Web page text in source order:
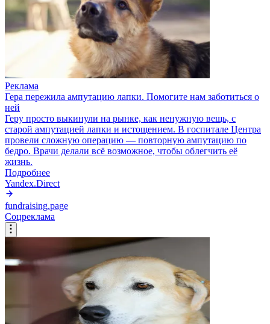
Реклама
Гера пережила ампутацию лапки. Помогите нам заботиться о
ней
Геру просто выкинули на рынке, как ненужную вещь, с
старой ампутацией лапки и истощением. В госпитале Центра
провели сложную операцию — повторную ампутацию по
бедро. Врачи делали всё возможное, чтобы облегчить её
жизнь.
Подробнее
Yandex.Direct
fundraising.page
Соцреклама